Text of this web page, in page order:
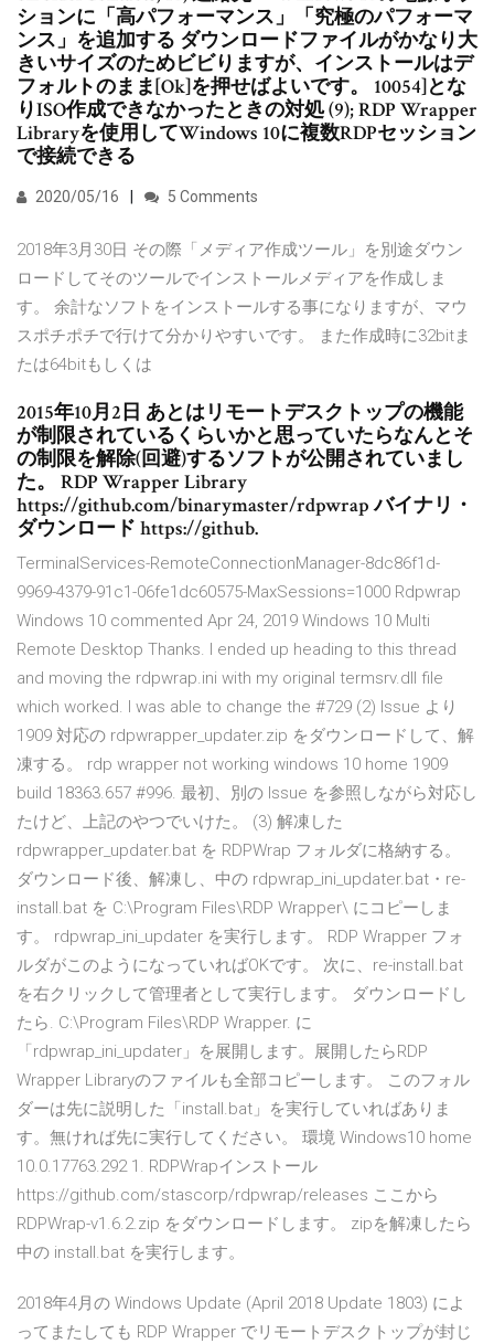
ションに「高パフォーマンス」「究極のパフォーマ
ンス」を追加する ダウンロードファイルがかなり大
きいサイズのためビビりますが、インストールはデ
フォルトのまま[Ok]を押せばよいです。 10054]とな
りISO作成できなかったときの対処 (9); RDP Wrapper
Libraryを使用してWindows 10に複数RDPセッション
で接続できる
2020/05/16 5 Comments
2018年3月30日 その際「メディア作成ツール」を別途ダウン
ロードしてそのツールでインストールメディアを作成しま
す。 余計なソフトをインストールする事になりますが、マウ
スポチポチで行けて分かりやすいです。 また作成時に32bitま
たは64bitもしくは
2015年10月2日 あとはリモートデスクトップの機能
が制限されているくらいかと思っていたらなんとそ
の制限を解除(回避)するソフトが公開されていまし
た。 RDP Wrapper Library
https://github.com/binarymaster/rdpwrap バイナリ・
ダウンロード https://github.
TerminalServices-RemoteConnectionManager-8dc86f1d-
9969-4379-91c1-06fe1dc60575-MaxSessions=1000 Rdpwrap
Windows 10 commented Apr 24, 2019 Windows 10 Multi
Remote Desktop Thanks. I ended up heading to this thread
and moving the rdpwrap.ini with my original termsrv.dll file
which worked. I was able to change the #729 (2) Issue より
1909 対応の rdpwrapper_updater.zip をダウンロードして、解
凍する。 rdp wrapper not working windows 10 home 1909
build 18363.657 #996. 最初、別の Issue を参照しながら対応し
たけど、上記のやつでいけた。 (3) 解凍した
rdpwrapper_updater.bat を RDPWrap フォルダに格納する。
ダウンロード後、解凍し、中の rdpwrap_ini_updater.bat・re-
install.bat を C:\Program Files\RDP Wrapper\ にコピーしま
す。 rdpwrap_ini_updater を実行します。 RDP Wrapper フォ
ルダがこのようになっていればOKです。 次に、re-install.bat
を右クリックして管理者として実行します。 ダウンロードし
たら. C:\Program Files\RDP Wrapper. に
「rdpwrap_ini_updater」を展開します。展開したらRDP
Wrapper Libraryのファイルも全部コピーします。 このフォル
ダーは先に説明した「install.bat」を実行していればありま
す。無ければ先に実行してください。 環境 Windows10 home
10.0.17763.292 1. RDPWrapインストール
https://github.com/stascorp/rdpwrap/releases ここから
RDPWrap-v1.6.2.zip をダウンロードします。 zipを解凍したら
中の install.bat を実行します。
2018年4月の Windows Update (April 2018 Update 1803) によ
ってまたしても RDP Wrapper でリモートデスクトップが封じ